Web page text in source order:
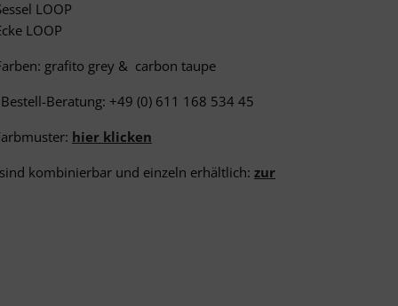
LOOP
LOOP
grafito grey & carbon taupe
Beratung: +49 (0) 611 168 534 45
hier klicken
kombinierbar und einzeln erhältlich: zur